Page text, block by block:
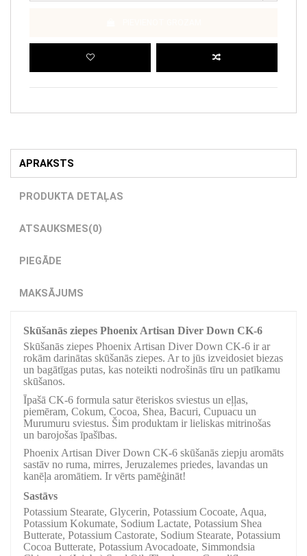
APRAKSTS
PRODUKTA DETAĻAS
ATSAUKSMES(0)
PIEGĀDE
MAKSĀJUMS
Skūšanās ziepes Phoenix Artisan Diver Down CK-6
Skūšanās ziepes Phoenix Artisan Diver Down CK-6 ir ar
rokām darinātas skūšanās ziepes. Ar to jūs izveidosiet biezas
un bagātīgas putas, kas noteikti nodrošinās tīru un patīkamu
skūšanos.
Īpašā CK-6 formula satur ēteriskos sviestus un eļļas,
piemēram, Cokum, Cocoa, Shea, Bacuri, Cupuacu un
Murumuru sviestus. Šim produktam ir lieliskas mitrinošas
un barojošas īpašības.
Phoenix Artisan Diver Down CK-6 skūšanās ziepju aromāts
sastāv no ruma, mirres, Jeruzalemes priedes, lavandas un
kanēļa aromātiem. Ir vērts pamēģināt!
Sastāvs
Potassium Stearate, Glycerin, Potassium Cocoate, Aqua,
Potassium Kokumate, Sodium Lactate, Potassium Shea
Butterate, Potassium Castorate, Sodium Stearate, Potassium
Cocoa Butterate, Potassium Avocadoate, Simmondsia